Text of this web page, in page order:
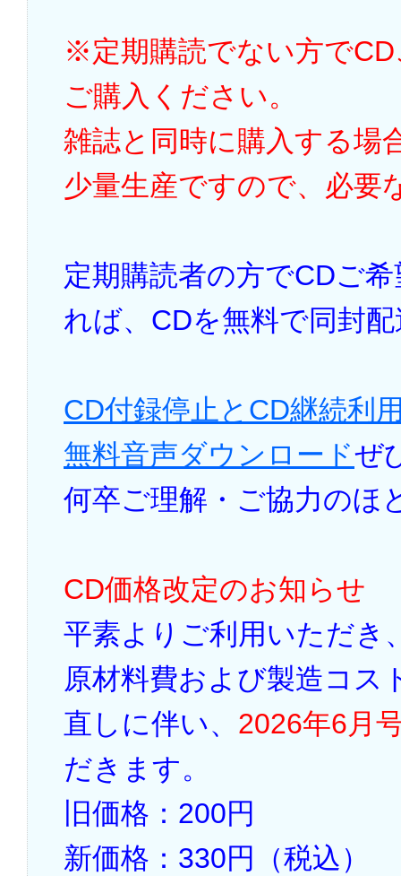
※定期購読でない方で
ご購入ください。
雑誌と同時に購入する場
少量生産ですので、必要
定期購読者の方でCDご
れば、CDを無料で同封
CD付録停止とCD継続利
無料音声ダウンロードぜ
何卒ご理解・ご協力のほ
CD価格改定のお知らせ
平素よりご利用いただき
原材料費および製造コス
直しに伴い、 2026年6月
だきます。
旧価格：200円
新価格：330円（税込）